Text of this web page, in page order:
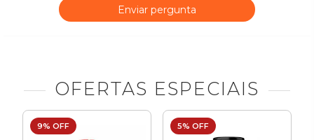
Enviar pergunta
OFERTAS ESPECIAIS
9% OFF 5% OFF